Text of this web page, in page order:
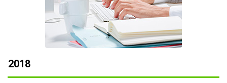
2018